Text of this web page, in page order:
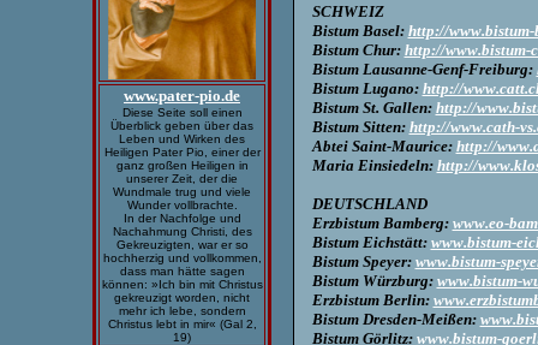
www.pater-pio.de
Diese Seite soll einen
Überblick geben über das
Leben und Wirken des
Heiligen Pater Pio, einer der
ganz großen Heiligen in
unserer Zeit, der die
Wundmale trug und viele
Wunder vollbrachte.
In der Nachfolge und
Nachahmung Christi, des
Gekreuzigten, war er so
hochherzig und vollkommen,
dass man hätte sagen
können: »Ich bin mit Christus
gekreuzigt worden, nicht
mehr ich lebe, sondern
Christus lebt in mir« (Gal 2,
19)
Bistum Basel: http://www.bistum-
Bistum Chur: http://www.bistum-
Bistum Lausanne-Genf-Freiburg:
Bistum Lugano: http://
Bistum St. Gallen: http://
Bistum Sitten: http://www.cath-
Abtei Saint-Maurice: http://
Maria Einsiedeln: http://
DEUTSCHLAND
Erzbistum Bamberg: www.eo-
Bistum Eichstätt: www.bistum-
Bistum Speyer: www.bistum-
Bistum Würzburg: www.bistum-
Erzbistum Berlin:
Bistum Dresden-Meißen:
Bistum Görlitz: www.bistum-